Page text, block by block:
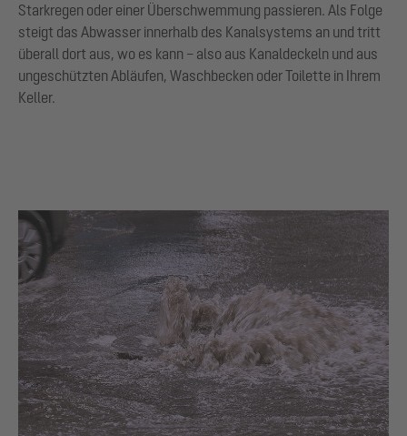
Starkregen oder einer Überschwemmung passieren. Als Folge
steigt das Abwasser innerhalb des Kanalsystems an und tritt
überall dort aus, wo es kann – also aus Kanaldeckeln und aus
ungeschützten Abläufen, Waschbecken oder Toilette in Ihrem
Keller.